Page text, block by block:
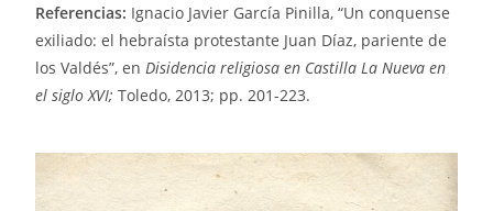
Referencias: Ignacio Javier García Pinilla, “Un conquense
exiliado: el hebraísta protestante Juan Díaz, pariente de
los Valdés”, enDisidencia religiosa en Castilla La Nueva en
el siglo XVI;Toledo, 2013; pp. 201-223.